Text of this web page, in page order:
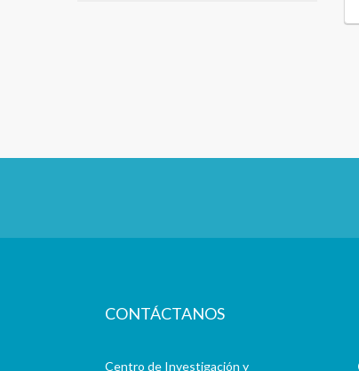
CONTÁCTANOS
Centro de Investigación y